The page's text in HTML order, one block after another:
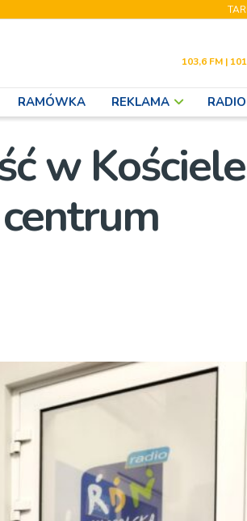
103,6 FM |
RAMÓWKA REKLAMA RADIO
w Kościele